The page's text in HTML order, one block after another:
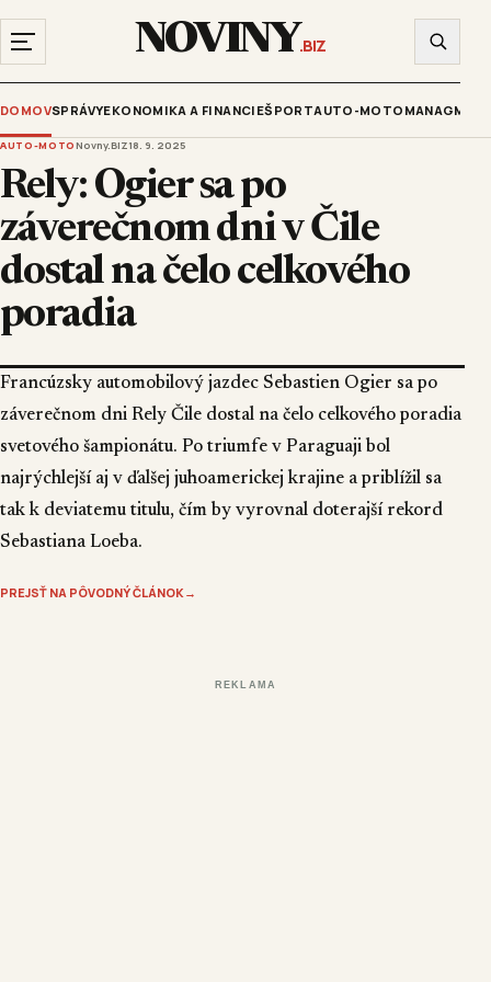
NOVINY.BIZ
DOMOVSPRÁVYEKONOMIKA A FINANCIEŠPORTAUTO-MOTO
AUTO-MOTONovny.BIZ18. 9. 2025
Rely: Ogier sa po
záverečnom dni v Čile
dostal na čelo celkového
poradia
Francúzsky automobilový jazdec Sebastien Ogier sa po
záverečnom dni Rely Čile dostal na čelo celkového poradia
svetového šampionátu. Po triumfe v Paraguaji bol
najrýchlejší aj v ďalšej juhoamerickej krajine a priblížil sa
tak k deviatemu titulu, čím by vyrovnal doterajší rekord
Sebastiana Loeba.
PREJSŤ NA PÔVODNÝ ČLÁNOK →
REKLAMA